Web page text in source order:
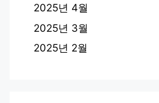
2025년 4월
2025년 3월
2025년 2월